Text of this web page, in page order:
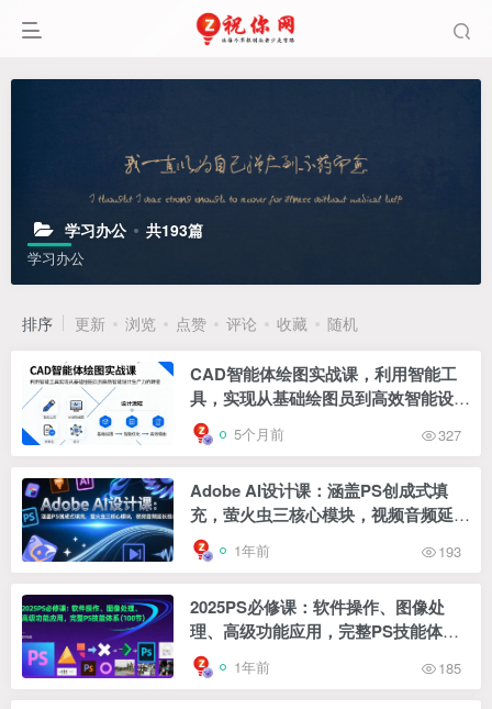
学习办公 共193篇
学习办公
排序 更新 浏览 点赞 评论 收藏 随机
CAD智能体绘图实战课，利用智能工
具，实现从基础绘图员到高效智能设计
生产力的转变
5个月前 327
Adobe AI设计课：涵盖PS创成式填
充，萤火虫三核心模块，视频音频延长
技术
1年前 193
2025PS必修课：软件操作、图像处
理、高级功能应用，完整PS技能体系
(100节 1年前 185